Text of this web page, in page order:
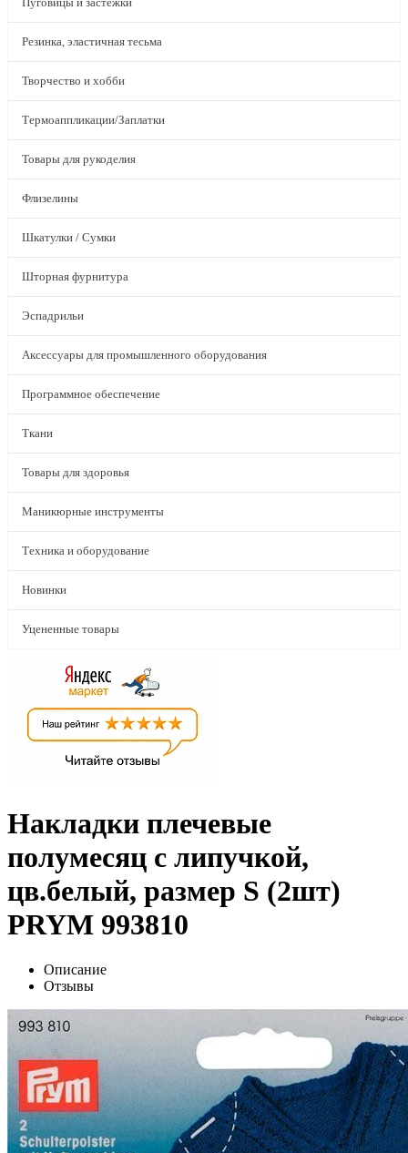
Резинка, эластичная тесьма
Творчество и хобби
Термоаппликации/Заплатки
Товары для рукоделия
Флизелины
Шкатулки / Сумки
Шторная фурнитура
Эспадрильи
Аксессуары для промышленного оборудования
Программное обеспечение
Ткани
Товары для здоровья
Маникюрные инструменты
Техника и оборудование
Новинки
Уцененные товары
Накладки плечевые
полумесяц с липучкой,
цв.белый, размер S (2шт)
PRYM 993810
Описание
Отзывы